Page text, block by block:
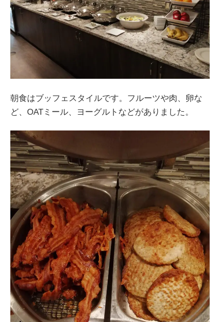
朝食はブッフェスタイルです。フルーツや肉、卵な
ど、OATミール、ヨーグルトなどがありました。